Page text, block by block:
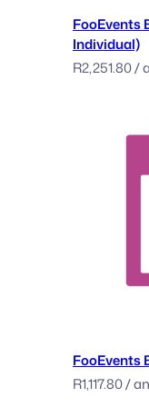
C
o
m
e
:
FooEvents
Individual)
R2,251.80/
FooEvents
R1,117.80/